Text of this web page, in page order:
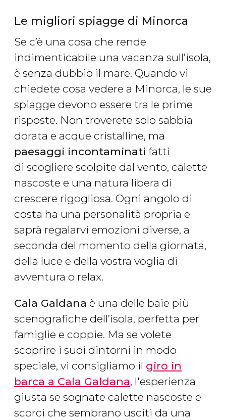
Le migliori spiagge di Minorca
Se c’è una cosa che rende
indimenticabile una vacanza sull’isola,
è senza dubbio il mare. Quando vi
chiedete cosa vedere a Minorca, le sue
spiagge devono essere tra le prime
risposte. Non troverete solo sabbia
dorata e acque cristalline, ma
paesaggi incontaminati fatti
di scogliere scolpite dal vento, calette
nascoste e una natura libera di
crescere rigogliosa. Ogni angolo di
costa ha una personalità propria e
saprà regalarvi emozioni diverse, a
seconda del momento della giornata,
della luce e della vostra voglia di
avventura o relax.
Cala Galdana è una delle baie più
scenografiche dell’isola, perfetta per
famiglie e coppie. Ma se volete
scoprire i suoi dintorni in modo
speciale, vi consigliamo il giro in
barca a Cala Galdana, l'esperienza
giusta se sognate calette nascoste e
scorci che sembrano usciti da una